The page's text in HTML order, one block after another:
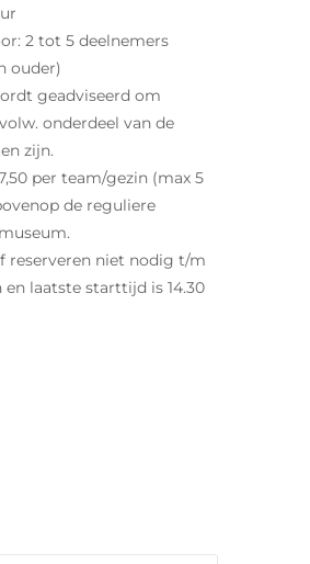
2 tot 5 deelnemers
ouder)
geadviseerd om
onderdeel van de
zijn.
per team/gezin (max 5
de reguliere
reserveren niet nodig t/m
en laatste starttijd is 14.30